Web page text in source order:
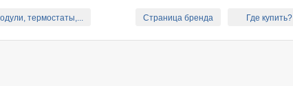
термостаты,... Страница бренда Где купить?